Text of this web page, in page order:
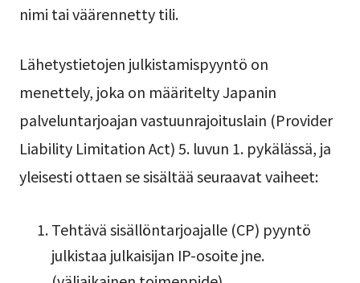
nimi tai väärennetty tili.
Lähetystietojen julkistamispyyntö on
menettely, joka on määritelty Japanin
palveluntarjoajan vastuunrajoituslain (Provider
Liability Limitation Act) 5. luvun 1. pykälässä, ja
yleisesti ottaen se sisältää seuraavat vaiheet:
Tehtävä sisällöntarjoajalle (CP) pyyntö
julkistaa julkaisijan IP-osoite jne.